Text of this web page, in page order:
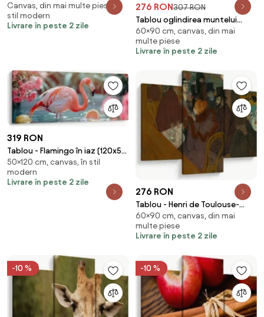
biletului (150x105 cm)
Canvas, din mai multe piese, în
stil modern
Livrare în peste 2 zile
276 RON307 RON
Tablou oglindirea muntelui
Taranaki, Noua Zeelanda
(90x60 cm)
60×90 cm, canvas, din mai
multe piese
Livrare în peste 2 zile
319 RON
Tablou - Flamingo în iaz (120x50
cm)
50×120 cm, canvas, în stil
modern
Livrare în peste 2 zile
276 RON
Tablou - Henri de Toulouse-
Lautrec, At the Moulin Rouge,
reproducere (90x60 cm)
60×90 cm, canvas, din mai
multe piese
Livrare în peste 2 zile
-10 % -10 %